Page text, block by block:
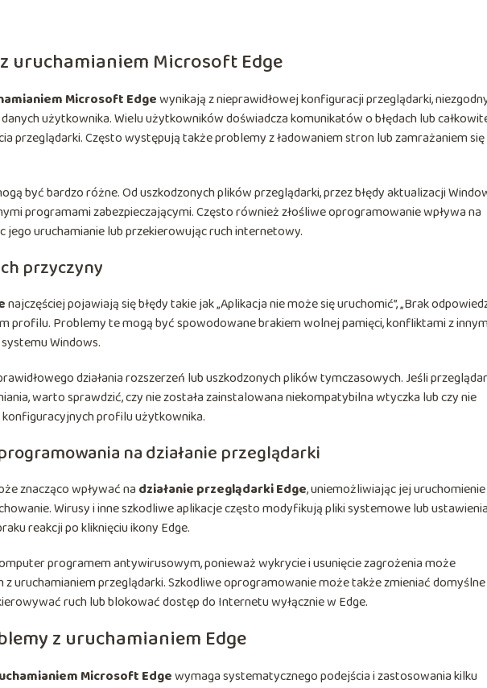
uruchamianiem Microsoft Edge
Microsoft Edgewynikają z nieprawidłowej konfiguracji przeglądarki,
użytkownika. Wielu użytkowników doświadcza komunikatów o błędach lub
przeglądarki. Często występują także problemy z ładowaniem stron lub zamrażaniem się
być bardzo różne. Od uszkodzonych plików przeglądarki, przez błędy aktualizacji
programami zabezpieczającymi. Często również złośliwe oprogramowanie wpływa na
jego uruchamianie lub przekierowując ruch internetowy.
przyczyny
najczęściej pojawiają się błędy takie jak „Aplikacja nie może się uruchomić”, „Brak
profilu. Problemy te mogą być spowodowane brakiem wolnej pamięci, konfliktami z
Windows.
działania rozszerzeń lub uszkodzonych plików tymczasowych. Jeśli
warto sprawdzić, czy nie została zainstalowana niekompatybilna wtyczka lub czy nie
konfiguracyjnych profilu użytkownika.
na działanie przeglądarki
znacząco wpływać na działanie przeglądarki Edge, uniemożliwiając jej
Wirusy i inne szkodliwe aplikacje często modyfikują pliki systemowe lub ustawienia
reakcji po kliknięciu ikony Edge.
programem antywirusowym, ponieważ wykrycie i usunięcie zagrożenia może
z uruchamianiem przeglądarki. Szkodliwe oprogramowanie może także zmieniać domyślne
ruch lub blokować dostęp do Internetu wyłącznie w Edge.
z uruchamianiem Edge
Microsoft Edgewymaga systematycznego podejścia i zastosowania kilku